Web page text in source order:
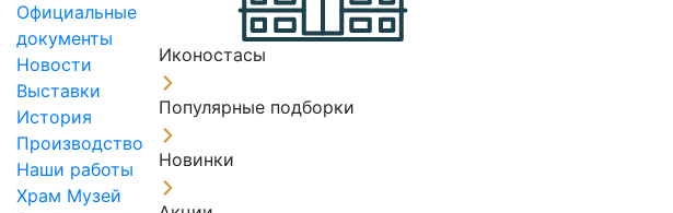
Официальные
документы
Новости
Выставки
История
Производство
Наши работы
Храм Музей
Иконостасы
Популярные подборки
Новинки